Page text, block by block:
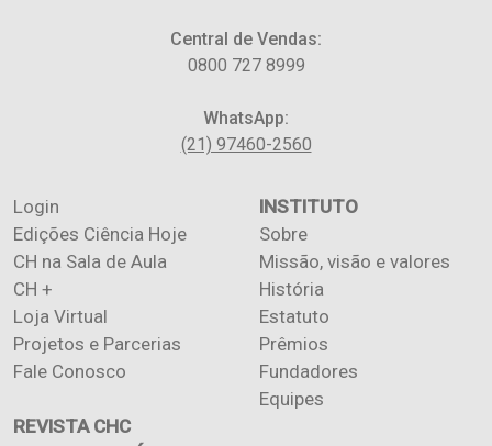
Central de Vendas:
0800 727 8999
WhatsApp:
(21) 97460-2560
Login
Edições Ciência Hoje
CH na Sala de Aula
CH +
Loja Virtual
Projetos e Parcerias
Fale Conosco
INSTITUTO
Sobre
Missão, visão e valores
História
Estatuto
Prêmios
Fundadores
Equipes
REVISTA CHC